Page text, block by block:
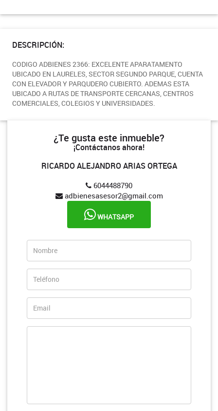
DESCRIPCIÓN:
CODIGO ADBIENES 2366: EXCELENTE APARATAMENTO
UBICADO EN LAURELES, SECTOR SEGUNDO PARQUE, CUENTA
CON ELEVADOR Y PARQUDERO CUBIERTO. ADEMAS ESTA
UBICADO A RUTAS DE TRANSPORTE CERCANAS, CENTROS
COMERCIALES, COLEGIOS Y UNIVERSIDADES.
¿Te gusta este inmueble?
¡Contáctanos ahora!
RICARDO ALEJANDRO ARIAS ORTEGA
6044488790
adbienesasesor2@gmail.com
WHATSAPP